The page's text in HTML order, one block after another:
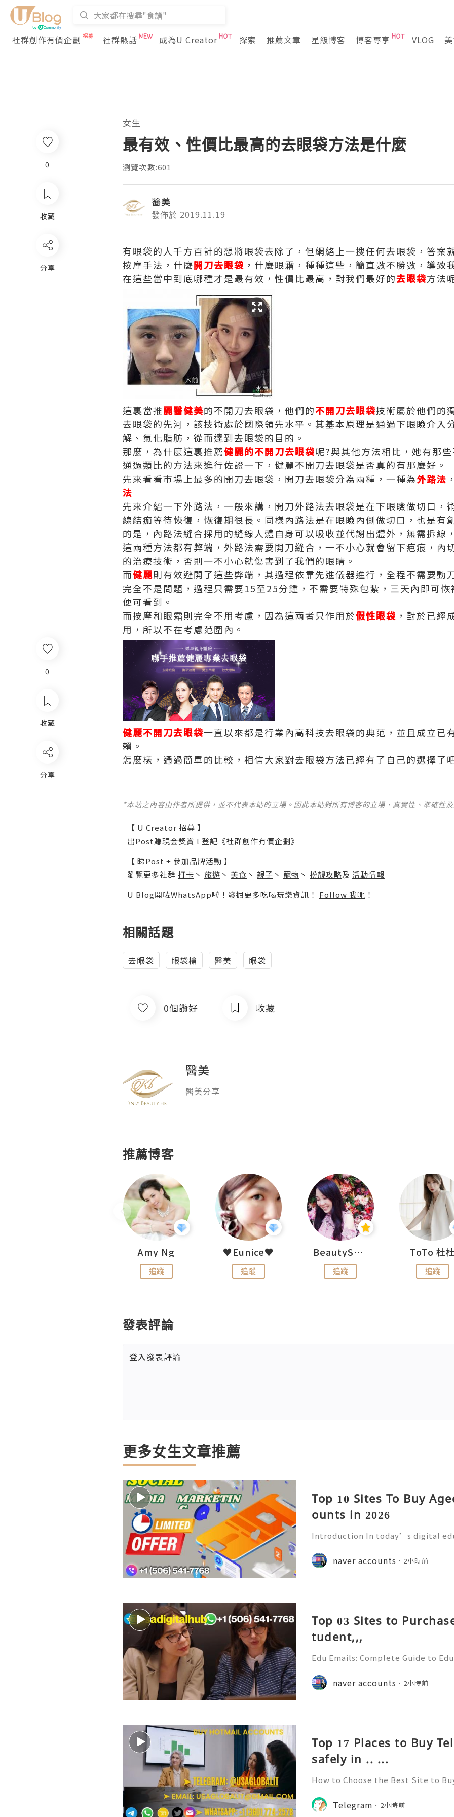
社群創作有價企劃 社群熱話 成為U Creator 探索 推薦文章 星級博客 博客專享 VLOG
0
收藏
分享
女生
最有效、性價比最高的去眼袋方法是什麼
瀏覽次數:601
醫美
發佈於 2019.11.19
有眼袋的人千方百計的想將眼袋去除了，但網絡上一搜任何去眼袋，答案
按摩手法，什麼開刀去眼袋 ，什麼眼霜，種種這些，簡直數不勝數，導致
在這些當中到底哪種才是最有效，性價比最高，對我們最好的去眼袋方法
這裏當推麗醫健美的不開刀去眼袋，他們的不開刀去眼袋技術屬於他們的
去眼袋的先河，該技術處於國際領先水平。其基本原理是通過下眼瞼介入
解、氣化脂肪，從而達到去眼袋的目的。
那麼，為什麼這裏推薦健麗的不開刀去眼袋呢?與其他方法相比，她有那
通過類比的方法來進行佐證一下，健麗不開刀去眼袋是否真的有那麼好。
先來看看市場上最多的開刀去眼袋，開刀去眼袋分為兩種，一種為外路法
法
先來介紹一下外路法，一般來講，開刀外路法去眼袋是在下眼瞼做切口，
線結痂等待恢復，恢復期很長。同樣內路法是在眼瞼內側做切口，也是有
的是，內路法縫合採用的縫線人體自身可以吸收並代謝出體外，無需拆線
這兩種方法都有弊端，外路法需要開刀縫合，一不小心就會留下疤痕，內
的治療技術，否則一不小心就傷害到了我們的眼睛。
而健麗則有效避開了這些弊端，其過程依靠先進儀器進行，全程不需要動
完全不是問題，過程只需要15至25分鍾，不需要特殊包紮，三天內即可
便可看到。
而按摩和眼霜則完全不用考慮，因為這兩者只作用於假性眼袋 ，對於已經
用，所以不在考慮范圍內。
健麗不開刀去眼袋一直以來都是行業內高科技去眼袋的典范，並且成立已
賴。
怎麼樣，通過簡單的比較，相信大家對去眼袋方法已經有了自己的選擇了
*本站之內容由作者所提供，並不代表本站的立場。因此本站對所有博客的立場、真實性、準確性
【 U Creator 招募 】
出Post賺現金獎賞 l 登記《社群創作有價企劃》
【 睇Post + 參加品牌活動 】
瀏覽更多社群 打卡 丶 旅遊 丶 美食 丶 親子 丶 寵物 丶 扮靚攻略及 活動情報
U Blog開咗WhatsApp啦！發掘更多吃喝玩樂資訊！ Follow 我哋 ！
相關話題
去眼袋 眼袋槍 醫美 眼袋
0個讚好 收藏
醫美
醫美分享
推薦博客
Amy Ng
追蹤
♥Eunice♥
追蹤
BeautySearch
追蹤
ToTo 杜
追蹤
發表評論
登入發表評論
更多女生文章推薦
Top 10 Sites To Buy
ounts in 2026
Introduction In today’s digital
Educational institutions around
d email accounts to stude
naver accounts 2小時前
Top 03 Sites to
tudent,,,
Edu Emails: Complete Guide to
& Reliable 24/7 Customer Support
+1 (506) 541-7768
naver accounts 2小時前
Top 17 Places to Buy
safely in .. ...
How to Choose the Best Site to
for communication, community
ith its user-friendly interfac
Telegram 2小時前
0
收藏
分享